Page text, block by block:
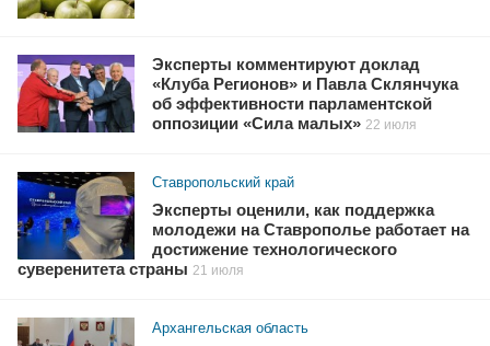
Эксперты комментируют доклад
«Клуба Регионов» и Павла Склянчука
об эффективности парламентской
оппозиции «Сила малых» 22 июля
Ставропольский край
Эксперты оценили, как поддержка
молодежи на Ставрополье работает на
достижение технологического
суверенитета страны 21 июля
Архангельская область